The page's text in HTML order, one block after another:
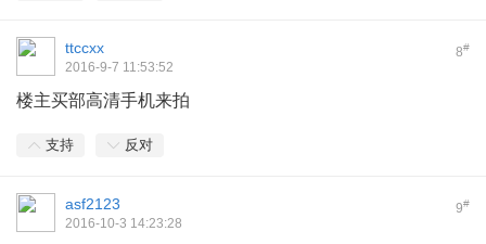
8#
ttccxx
2016-9-7 11:53:52
楼主买部高清手机来拍
支持 反对
9#
asf2123
2016-10-3 14:23:28